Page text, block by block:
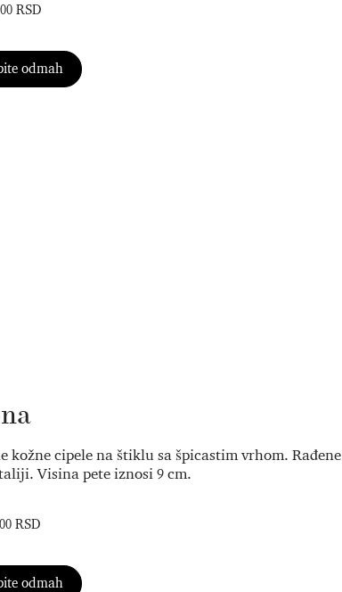
RSD
odmah
kožne cipele na štiklu sa špicastim vrhom. Rađene
Visina pete iznosi 9 cm.
RSD
odmah